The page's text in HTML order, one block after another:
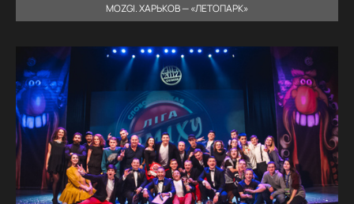
MOZGI. ХАРЬКОВ — «ЛЕТОПАРК»